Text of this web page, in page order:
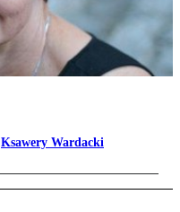
Ksawery Wardacki